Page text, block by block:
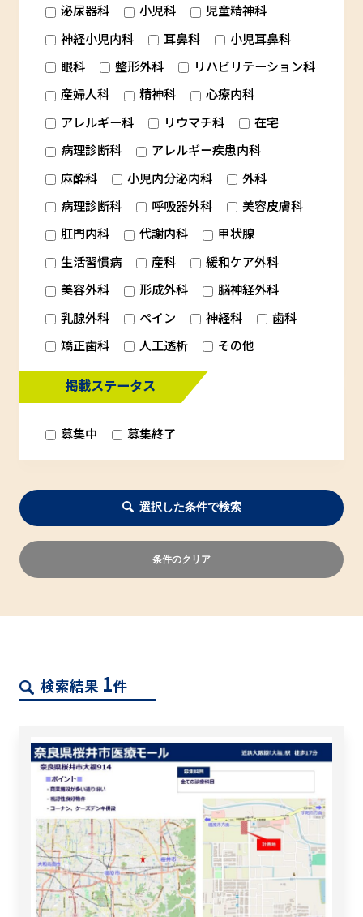
泌尿器科
小児科
児童精神科
神経小児内科
耳鼻科
小児耳鼻科
眼科
整形外科
リハビリテーション科
産婦人科
精神科
心療内科
アレルギー科
リウマチ科
在宅
病理診断科
アレルギー疾患内科
麻酔科
小児内分泌内科
外科
病理診断科
呼吸器外科
美容皮膚科
肛門内科
代謝内科
甲状腺
生活習慣病
産科
緩和ケア外科
美容外科
形成外科
脳神経外科
乳腺外科
ペイン 神経科
歯科
矯正歯科
人工透析 その他
掲載ステータス
募集中 募集終了
選択した条件で検索
条件のクリア
検索結果 1件